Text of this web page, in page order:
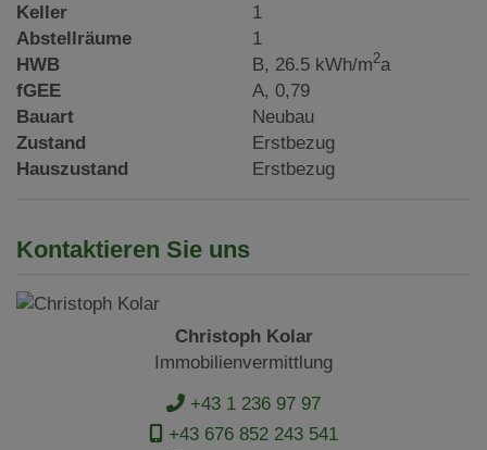
Keller
1
Abstellräume
1
HWB
B, 26.5 kWh/m2a
fGEE
A, 0,79
Bauart
Neubau
Zustand
Erstbezug
Hauszustand
Erstbezug
Kontaktieren Sie uns
Christoph Kolar
Immobilienvermittlung
+43 1 236 97 97
+43 676 852 243 541